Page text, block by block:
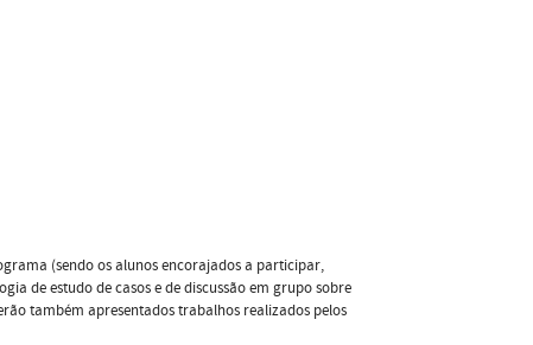
(sendo os alunos encorajados a participar,
de estudo de casos e de discussão em grupo sobre
também apresentados trabalhos realizados pelos